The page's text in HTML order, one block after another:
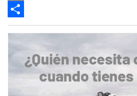
Email
Share